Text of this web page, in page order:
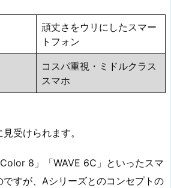
頑丈さをウリにしたスマー
トフォン
コスパ重視・ミドルクラス
スマホ
受けられます。
8」「WAVE 6C」といったスマ
すが、Aシリーズとのコンセプトの